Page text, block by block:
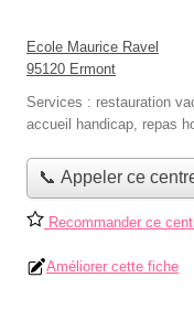
Ecole Maurice Ravel
95120 Ermont
Services : restauration
accueil handicap, repas
📞 Appeler ce
Recommander ce
Améliorer cette fiche